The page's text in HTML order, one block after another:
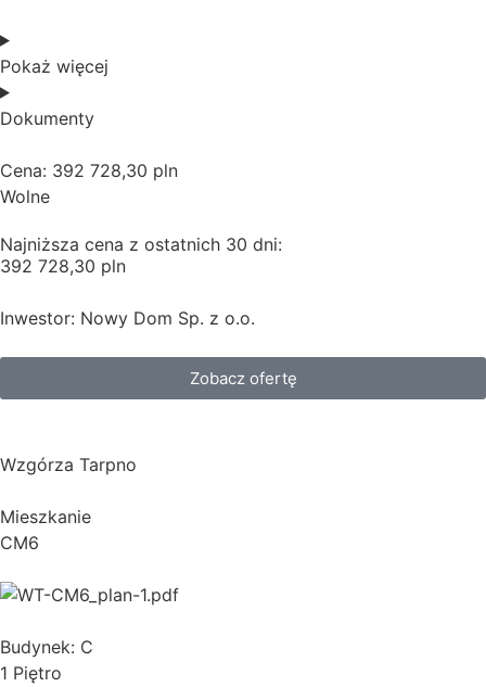
Pokaż więcej
Dokumenty
Cena: 392 728,30 pln
Wolne
Najniższa cena z ostatnich 30 dni:
392 728,30 pln
Inwestor: Nowy Dom Sp. z o.o.
Zobacz ofertę
Wzgórza Tarpno
Mieszkanie
CM6
Budynek: C
1 Piętro